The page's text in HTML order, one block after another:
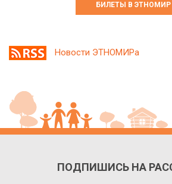
БИЛЕТЫ В ЭТНОМИР
Новости ЭТНОМИРа
ПОДПИШИСЬ НА